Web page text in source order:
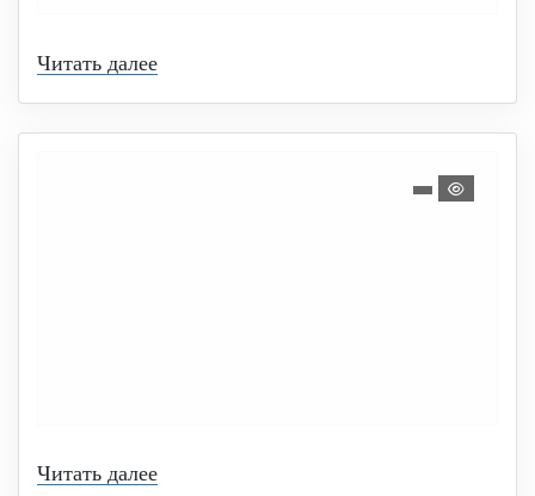
Читать далее
Читать далее